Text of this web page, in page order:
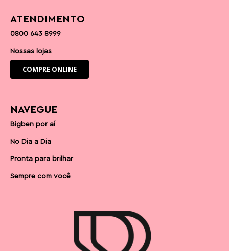
NAVEGUE
Bigben por aí
No Dia a Dia
Pronta para brilhar
Sempre com você
ATENDIMENTO
0800 643 8999
Nossas lojas
COMPRE ONLINE